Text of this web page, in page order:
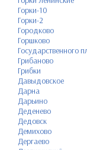
Горки-10
Горки-2
Городково
Горшково
Государственного
Грибаново
Грибки
Давыдовское
Дарна
Дарьино
Деденево
Дедовск
Демихово
Дергаево